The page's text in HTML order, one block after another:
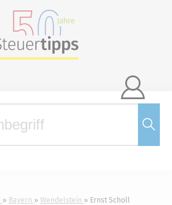

Bayern Wendelstein Ernst Scholl